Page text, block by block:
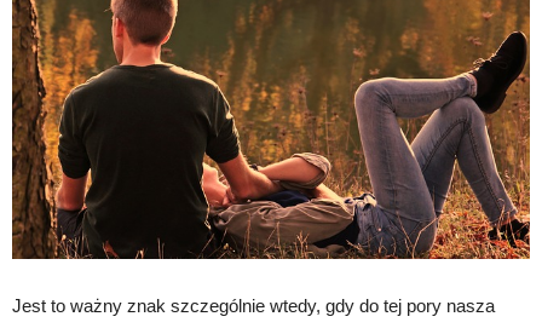
Jest to ważny znak szczególnie wtedy, gdy do tej pory nasza